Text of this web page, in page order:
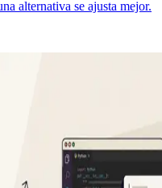
alternativa se ajusta mejor.